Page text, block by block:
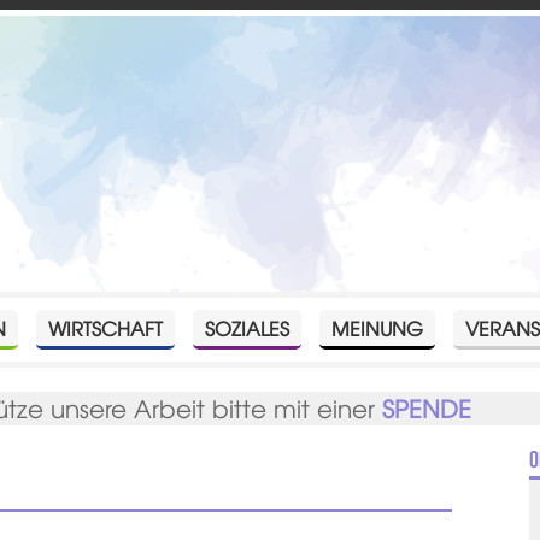
WIRTSCHAFT SOZIALES MEINUNG
unsere Arbeit bitte mit einerSPENDE